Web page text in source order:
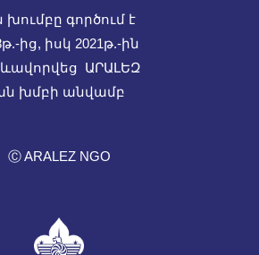
գործում է
ից, իսկ 2021թ.-ին
ԱՐԱԼԵԶ
խմբի անվամբ
Ⓒ ARALEZ NGO